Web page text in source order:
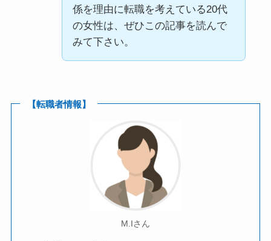
係を理由に転職を考えている20代
の女性は、ぜひこの記事を読んで
みて下さい。
【転職者情報】
M.Iさん